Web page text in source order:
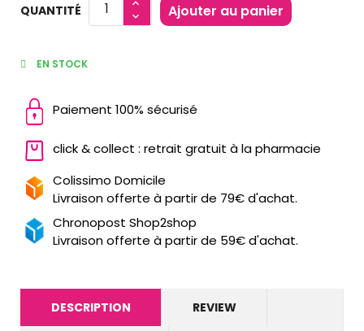
QUANTITÉ Ajouter au panier
EN STOCK
Paiement 100% sécurisé
click & collect : retrait gratuit à la pharmacie
Colissimo Domicile
Livraison offerte à partir de 79€ d'achat.
Chronopost Shop2shop
Livraison offerte à partir de 59€ d'achat.
DESCRIPTION REVIEW